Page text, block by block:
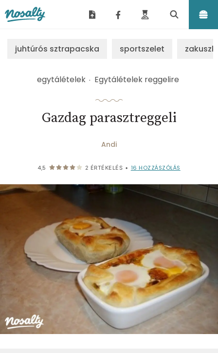
juhtúrós sztrapacska sportszelet
egytálételek Egytálételek reggelire
Gazdag parasztreggeli
Andi
4,5 2 ÉRTÉKELÉS • 16 HOZZÁSZÓLÁS